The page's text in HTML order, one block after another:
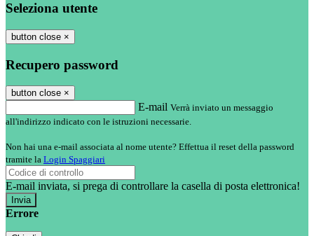
Seleziona utente
button close ×
Recupero password
button close ×
E-mail Verrà inviato un messaggio
all'indirizzo indicato con le istruzioni necessarie.
Non hai una e-mail associata al nome utente? Effettua il reset della password
tramite la Login Spaggiari
E-mail inviata, si prega di controllare la casella di posta elettronica!
Errore